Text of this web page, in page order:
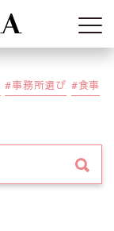
Modelba
事務所選び
食事